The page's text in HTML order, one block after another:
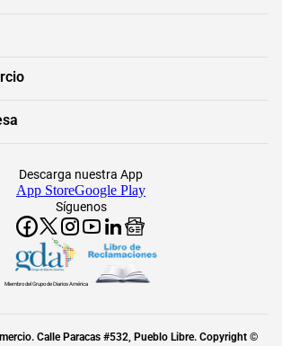
Síguenos
Descarga nuestra App
App StoreGoogle Play
Miembro del Grupo de Diarios América
Calle Paracas #532, Pueblo Libre. Copyright ©